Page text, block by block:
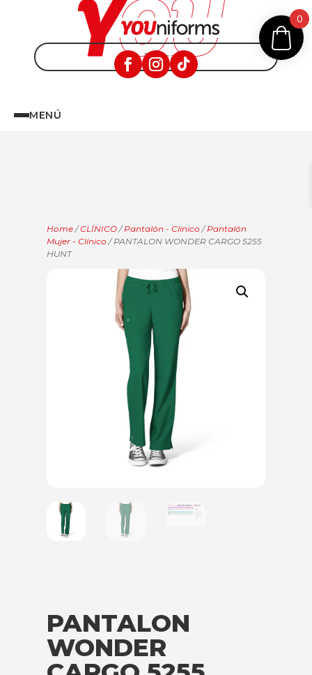
MENÚ
Home /CLÍNICO /Pantalón - Clínico /Pantalón
Mujer - Clínico / PANTALON WONDER CARGO 5255
HUNT
PANTALON
WONDER
0